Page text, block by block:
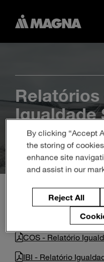
Enter
search
Relatórios
Igualdade
Mulheres
ARA - Relatório
COS - Relatório
IBI - Relatório
By clicking “Accept
the storing of
enhance site
and assist in our
Reject All